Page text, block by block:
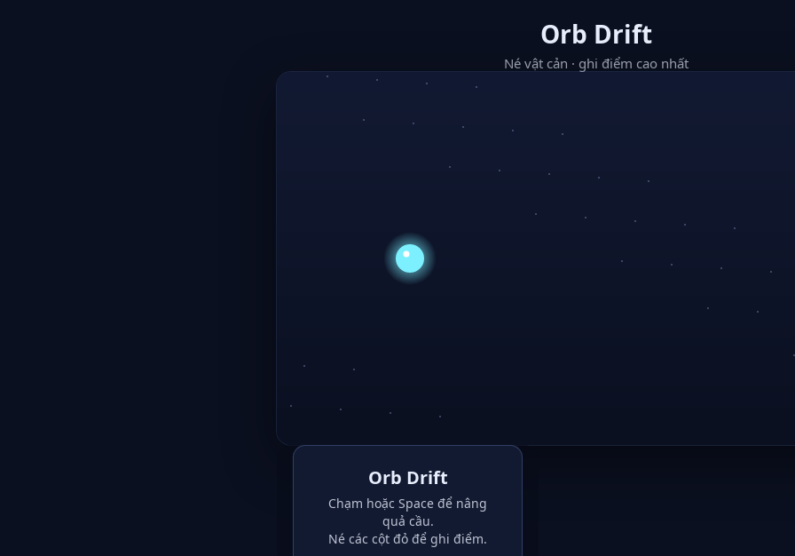
Orb Drift
Né vật cản · ghi điểm cao nhất
Orb Drift
Chạm hoặc Space để nâng
quả cầu.
Né các cột đỏ để ghi điểm.